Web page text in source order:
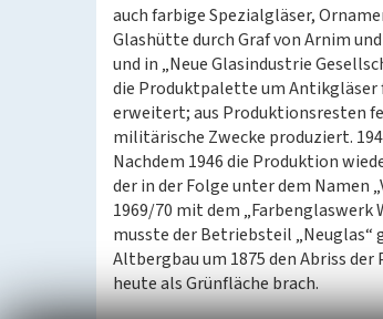
auch farbige Spezialgläser,
Glashütte durch Graf von Arnim
und in „Neue Glasindustrie
die Produktpalette um Antikgläser
erweitert; aus Produktionsresten
militärische Zwecke produziert.
Nachdem 1946 die Produktion
der in der Folge unter dem Namen
1969/70 mit dem „Farbenglaswerk
musste der Betriebsteil „Neuglas“
Altbergbau um 1875 den Abriss
heute als Grünfläche brach.